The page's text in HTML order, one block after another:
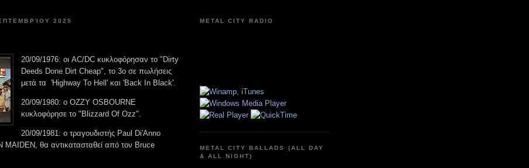
2025
20/09/1976: οι AC/DC κυκλοφόρησαν το "Dirty
Deeds Done Dirt Cheap", το 3ο σε πωλήσεις
μετά τα 'Highway To Hell' και 'Back In Black'.
20/09/1980: ο OZZY OSBOURNE
κυκλοφόρησε το "Blizzard Of Ozz".
20/09/1981: ο τραγουδιστής Paul Di'Anno
MAIDEN, θα αντικατασταθεί από τον Bruce
METAL CITY RADIO
METAL CITY BALLADS (ALL DAY
& ALL NIGHT)